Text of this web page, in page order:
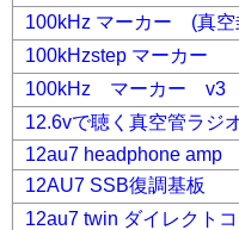
100kHz マーカー (真空
100kHzstep マーカー
100kHz マーカー v3
12.6vで聴く真空管ラジ
12au7 headphone amp
12AU7 SSB復調基板
12au7 twin ダイレクト